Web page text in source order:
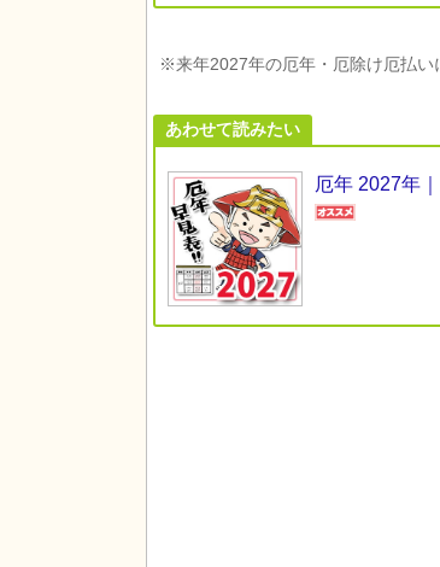
※来年2027年の厄年・厄除け厄払
あわせて読みたい
厄年 2027年